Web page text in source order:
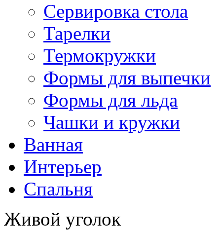
Сервировка стола
Тарелки
Термокружки
Формы для выпечки
Формы для льда
Чашки и кружки
Ванная
Интерьер
Спальня
Живой уголок